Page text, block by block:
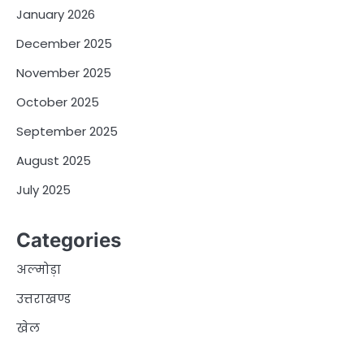
January 2026
December 2025
November 2025
October 2025
September 2025
August 2025
July 2025
Categories
अल्मोड़ा
उत्तराखण्ड
खेल